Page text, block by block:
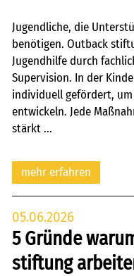
Jugendliche, die
benötigen. Outback
Jugendhilfe durch
Supervision. In der
individuell gefördert,
entwickeln. Jede
stärkt ...
mehr erfahren
05.06.2026
5 Gründe
stiftung